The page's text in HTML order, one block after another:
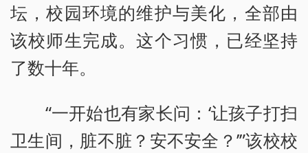
坛，校园环境的维护与美化，全部由
该校师生完成。这个习惯，已经坚持
了数十年。
“一开始也有家长问：‘让孩子打扫
卫生间，脏不脏？安不安全？’”该校校